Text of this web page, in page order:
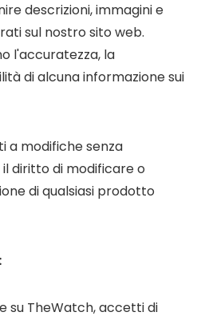
descrizioni, immagini e
sul nostro sito web.
l'accuratezza, la
di alcuna informazione sui
a modifiche senza
diritto di modificare o
di qualsiasi prodotto
su TheWatch, accetti di